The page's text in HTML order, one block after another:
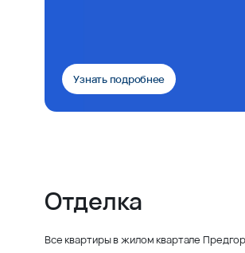
Узнать подробнее
Отделка
Все квартиры в жилом квартале